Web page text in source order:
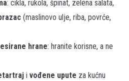
: cikla, rukola, špinat, zelena salata,
(maslinovo ulje, riba, povrće,
hrane: hranite korisne, a ne
i vođene upute za kućnu